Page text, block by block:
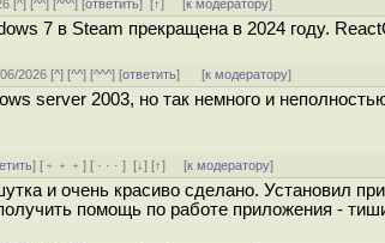
[^] [^^] [^^^] [ответить][↑] [к модератору]
7 в Steam прекращена в 2024 году.
2026 [^] [^^] [^^^] [ответить] [к модератору]
server 2003, но так немного и
] [ ﹢﹢﹢] [ · · ·][↓] [↑] [к модератору]
и очень красиво сделано. Установил
помощь по работе приложения -